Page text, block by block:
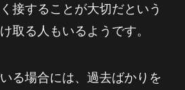
接することが大切だという
取る人もいるようです。
る場合には、過去ばかりを